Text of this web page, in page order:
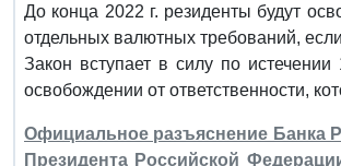
До конца 2022 г. резиденты будут
отдельных валютных требований,
Закон вступает в силу по
освобождении от ответственности,
Официальное разъяснение Банка
Президента Российской